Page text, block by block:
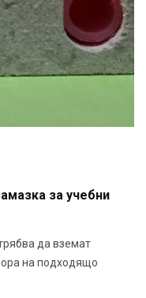
за учебни
да вземат
на подходящо